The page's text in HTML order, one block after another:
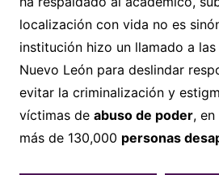
localización con vida no es
institución hizo un llamado a
Nuevo León para deslindar
evitar la criminalización y
víctimas de abuso de poder, en
más de 130,000 personas